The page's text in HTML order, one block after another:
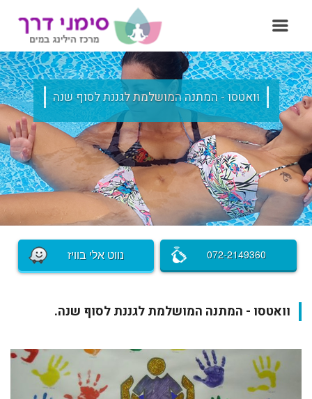
וואטסו - המתנה המושלמת לגננת לסוף שנה
נווט אלי בוויז 072-2149360
וואטסו - המתנה המושלמת לגננת לסוף שנה.